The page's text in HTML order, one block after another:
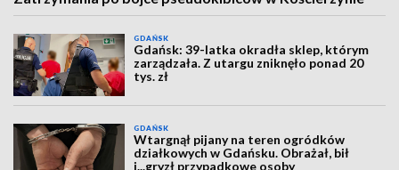
GDAŃSK
Gdańsk: 39-latka okradła sklep, którym
zarządzała. Z utargu zniknęło ponad 20
tys. zł
GDAŃSK
Wtargnął pijany na teren ogródków
działkowych w Gdańsku. Obrażał, bił
i...gryzł przypadkowe osoby